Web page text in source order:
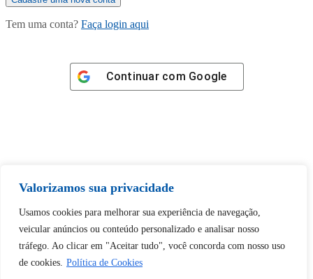
Valorizamos sua privacidade
Usamos cookies para melhorar sua experiência de navegação,
veicular anúncios ou conteúdo personalizado e analisar nosso
tráfego. Ao clicar em "Aceitar tudo", você concorda com nosso uso
de cookies. Política de Cookies
Tem uma conta? Faça login aqui
Continuar com Google
desbloquear esta publicação?
Desbloquear esquerda : 0